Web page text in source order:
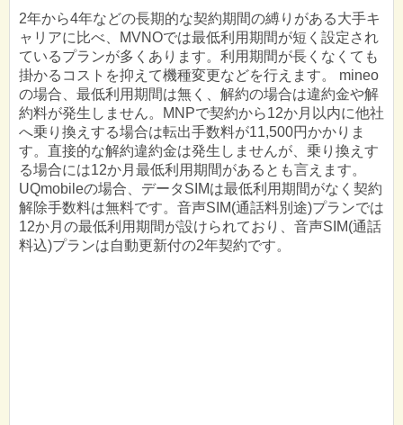
2年から4年などの長期的な契約期間の縛りがある大手キ
ャリアに比べ、MVNOでは最低利用期間が短く設定され
ているプランが多くあります。利用期間が長くなくても
掛かるコストを抑えて機種変更などを行えます。 mineo
の場合、最低利用期間は無く、解約の場合は違約金や解
約料が発生しません。MNPで契約から12か月以内に他社
へ乗り換えする場合は転出手数料が11,500円かかりま
す。直接的な解約違約金は発生しませんが、乗り換えす
る場合には12か月最低利用期間があるとも言えます。
UQmobileの場合、データSIMは最低利用期間がなく契約
解除手数料は無料です。音声SIM(通話料別途)プランでは
12か月の最低利用期間が設けられており、音声SIM(通話
料込)プランは自動更新付の2年契約です。